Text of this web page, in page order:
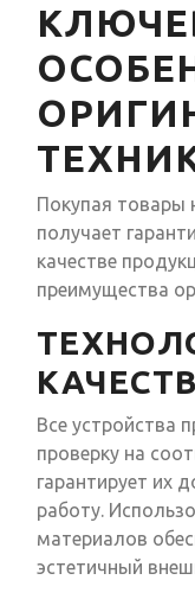
Покупая товары
получает
качестве
преимущества
Все устройства
проверку на
гарантирует их
работу.
материалов
эстетичный